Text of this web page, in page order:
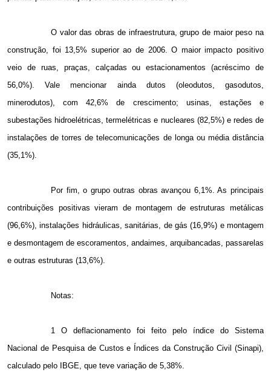
O valor das obras de infraestrutura, grupo de maior peso na
construção, foi 13,5% superior ao de 2006. O maior impacto positivo
veio de ruas, praças, calçadas ou estacionamentos (acréscimo de
56,0%). Vale mencionar ainda dutos (oleodutos, gasodutos,
minerodutos), com 42,6% de crescimento; usinas, estações e
subestações hidroelétricas, termelétricas e nucleares (82,5%) e redes de
instalações de torres de telecomunicações de longa ou média distância
(35,1%).
Por fim, o grupo outras obras avançou 6,1%. As principais
contribuições positivas vieram de montagem de estruturas metálicas
(96,6%), instalações hidráulicas, sanitárias, de gás (16,9%) e montagem
e desmontagem de escoramentos, andaimes, arquibancadas, passarelas
e outras estruturas (13,6%).
Notas:
1 O deflacionamento foi feito pelo índice do Sistema
Nacional de Pesquisa de Custos e Índices da Construção Civil (Sinapi),
calculado pelo IBGE, que teve variação de 5,38%.